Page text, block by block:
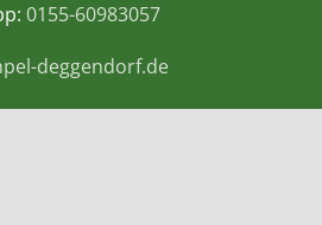
0155-60983057
deggendorf.de